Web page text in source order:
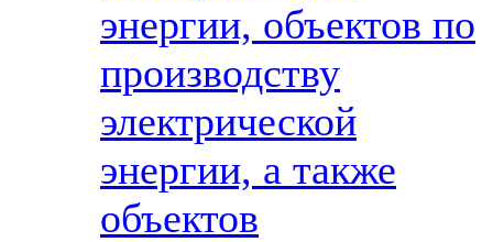
энергии, объектов по
производству
электрической
энергии, а также
объектов